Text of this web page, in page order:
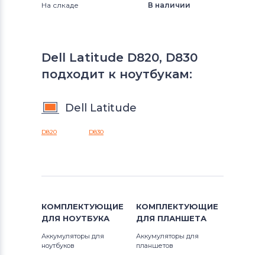
На слкаде
В наличии
Dell Latitude D820, D830
подходит к ноутбукам:
Dell Latitude
D820 D830
КОМПЛЕКТУЮЩИЕ
ДЛЯ НОУТБУКА
Аккумуляторы для
ноутбуков
КОМПЛЕКТУЮЩИЕ
ДЛЯ ПЛАНШЕТА
Аккумуляторы для
планшетов